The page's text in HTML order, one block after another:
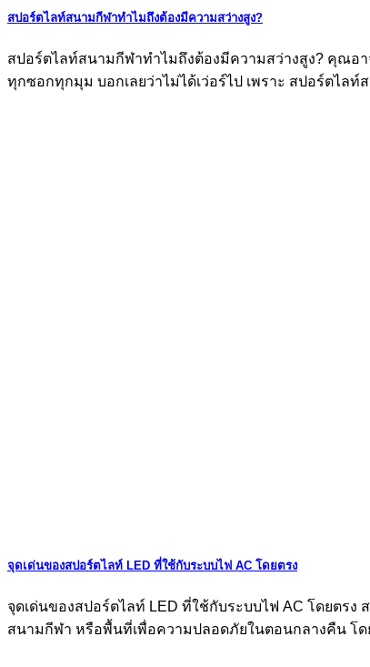
สปอร์ตไลท์สนามกีฬาทำไมถึงต้องมีความสว่างสูง?
สปอร์ตไลท์สนามกีฬาทำไมถึงต้องมีความสว่างสูง? คุณอ
ทุกซอกทุกมุม บอกเลยว่าไม่ได้เว่อร์ไป เพราะ สปอร์ตไลท์
จุดเด่นของสปอร์ตไลท์ LED ที่ใช้กับระบบไฟ AC โดยตรง
จุดเด่นของสปอร์ตไลท์ LED ที่ใช้กับระบบไฟ AC โดยตร
สนามกีฬา หรือพื้นที่เพื่อความปลอดภัยในตอนกลางคืน โด